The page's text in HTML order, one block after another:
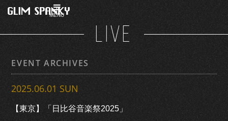
MENU
LIVE
EVENT ARCHIVES
2025.06.01 SUN
【東京】「日比谷音楽祭2025」